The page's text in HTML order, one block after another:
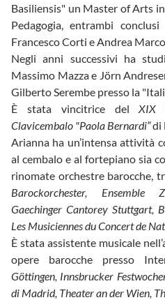
Basiliensis" un Master of Arts
Pedagogia, entrambi
Francesco Corti e Andrea
Negli anni successivi ha
Massimo Mazza e Jörn
Gilberto Serembe presso la
È stata vincitrice del XIX
Clavicembalo "Paola Bernardi”di
Arianna ha un’intensa attività
al cembalo e al fortepiano sia
rinomate orchestre barocche,
Barockorchester, Ensemble
Gaechinger Cantorey Stuttgart,
Les Musiciennes du Concert de
È stata assistente musicale
opere barocche presso
Göttingen, Innsbrucker
di Madrid, Theater an der Wien,